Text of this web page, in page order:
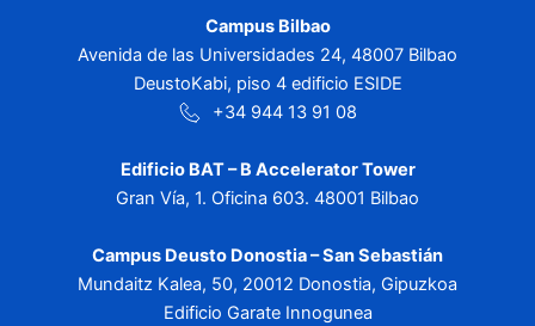
Campus Bilbao
Avenida de las Universidades 24, 48007 Bilbao
DeustoKabi, piso 4 edificio ESIDE
+34 944 13 91 08
Edificio BAT – B Accelerator Tower
Gran Vía, 1. Oficina 603. 48001 Bilbao
Campus Deusto Donostia – San Sebastián
Mundaitz Kalea, 50, 20012 Donostia, Gipuzkoa
Edificio Garate Innogunea